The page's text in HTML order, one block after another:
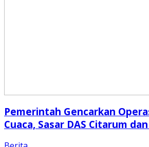
Pemerintah Gencarkan
Cuaca, Sasar DAS Citarum